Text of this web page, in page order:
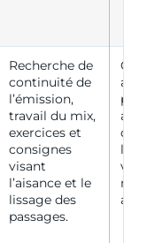
Recherche de
continuité de
l’émission,
travail du mix,
exercices et
consignes
visant
l’aisance et le
lissage des
passages.
la